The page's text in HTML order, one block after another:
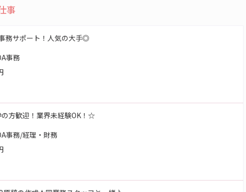
事
務サポート！人気の大手◎
事務
方歓迎！業界未経験OK！☆
事務/経理・財務